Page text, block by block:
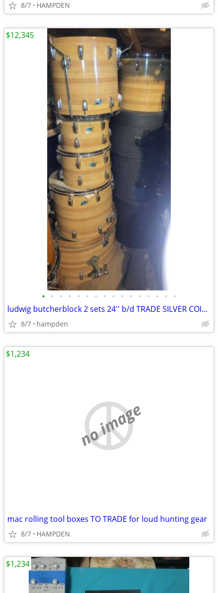
8/7 HAMPDEN
• • • • • • • • • • • • • • • •
ludwig butcherblock 2 sets 24'' b/d TRADE SILVER COINS
8/7 hampden
$12,345
no image
mac rolling tool boxes TO TRADE for loud hunting gear
8/7 HAMPDEN
$1,234
$1,234